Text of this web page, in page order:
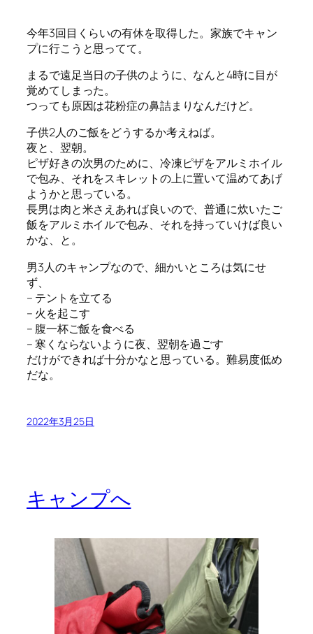
今年3回目くらいの有休を取得した。家族でキャン
プに行こうと思ってて。
まるで遠足当日の子供のように、なんと4時に目が
覚めてしまった。
つっても原因は花粉症の鼻詰まりなんだけど。
子供2人のご飯をどうするか考えねば。
夜と、翌朝。
ピザ好きの次男のために、冷凍ピザをアルミホイル
で包み、それをスキレットの上に置いて温めてあげ
ようかと思っている。
長男は肉と米さえあれば良いので、普通に炊いたご
飯をアルミホイルで包み、それを持っていけば良い
かな、と。
男3人のキャンプなので、細かいところは気にせ
ず、
– テントを立てる
– 火を起こす
– 腹一杯ご飯を食べる
– 寒くならないように夜、翌朝を過ごす
だけができれば十分かなと思っている。難易度低め
だな。
2022年3月25日
キャンプへ